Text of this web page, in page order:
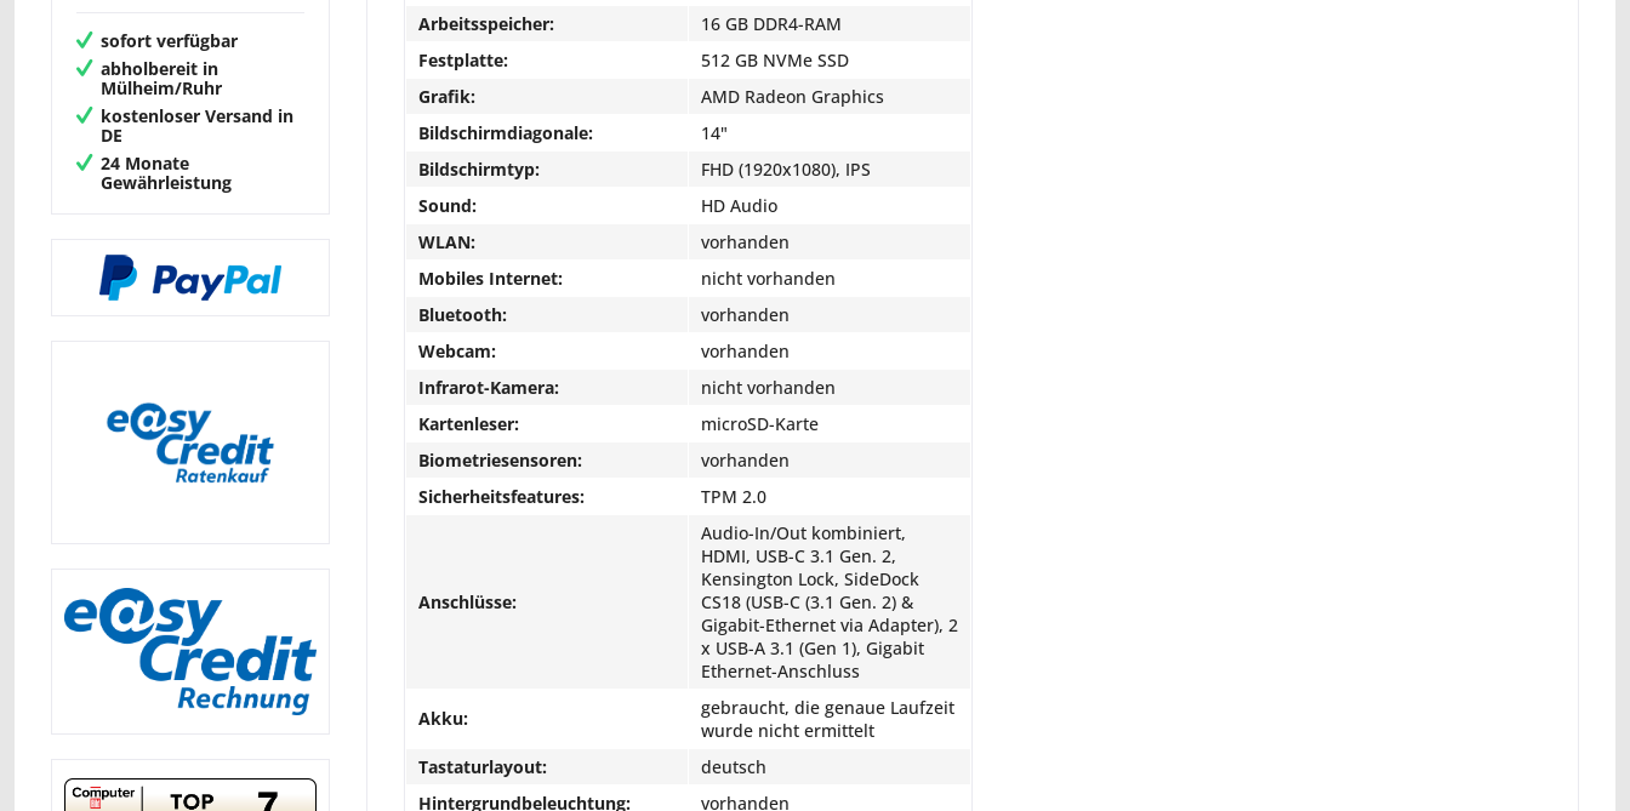
sofort verfügbar
abholbereit in
Mülheim/Ruhr
kostenloser Versand in
DE
24 Monate
Gewährleistung
Arbeitsspeicher:
16 GB DDR4-RAM
Festplatte:
512 GB NVMe SSD
Grafik:
AMD Radeon Graphics
Bildschirmdiagonale:
14"
Bildschirmtyp:
FHD (1920x1080), IPS
Sound:
HD Audio
WLAN:
vorhanden
Mobiles Internet:
nicht vorhanden
Bluetooth:
vorhanden
Webcam:
vorhanden
Infrarot-Kamera:
nicht vorhanden
Kartenleser:
microSD-Karte
Biometriesensoren:
vorhanden
Sicherheitsfeatures:
TPM 2.0
Anschlüsse:
Audio-In/Out kombiniert,
HDMI, USB-C 3.1 Gen. 2,
Kensington Lock, SideDock
CS18 (USB-C (3.1 Gen. 2) &
Gigabit-Ethernet via Adapter), 2
x USB-A 3.1 (Gen 1), Gigabit
Ethernet-Anschluss
Akku:
gebraucht, die genaue Laufzeit
wurde nicht ermittelt
Tastaturlayout:
deutsch
Hintergrundbeleuchtung:
vorhanden